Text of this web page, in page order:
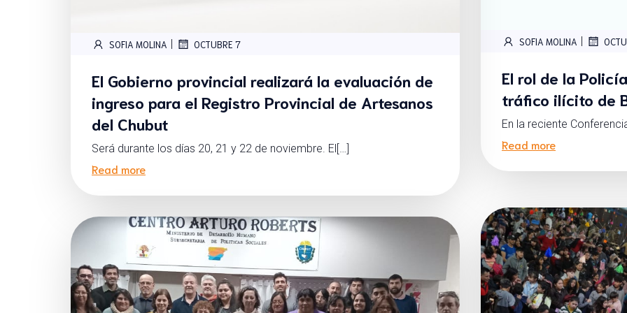
SOFIA MOLINA |
El rol de la
tráfico ilícito de
En la reciente
Read more
SOFIA MOLINA | OCTUBRE 7
El Gobierno provincial realizará la evaluación de
ingreso para el Registro Provincial de Artesanos
del Chubut
Será durante los días 20, 21 y 22 de noviembre. El[…]
Read more